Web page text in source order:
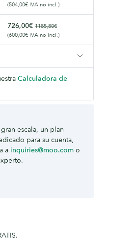
(504,00€ IVA no incl.)
726,00€ 1185,80€
(600,00€ IVA no incl.)
Calculadora de
escala, un plan
para su cuenta,
a inquiries@moo.com o